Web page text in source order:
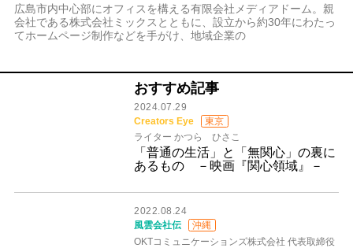
広島市内中心部にオフィスを構える有限会社メディアドーム。親
会社である株式会社ミックスとともに、設立から約30年にわたっ
てホームページ制作などを手がけ、地域企業の
おすすめ記事
2024.07.29
Creators Eye
東京
ライター かつら ひさこ
「普通の生活」と「無関心」の裏に
あるもの －映画『関心領域』－
2022.08.24
風雲会社伝
沖縄
OKTコミュニケーションズ株式会社 代表取締役